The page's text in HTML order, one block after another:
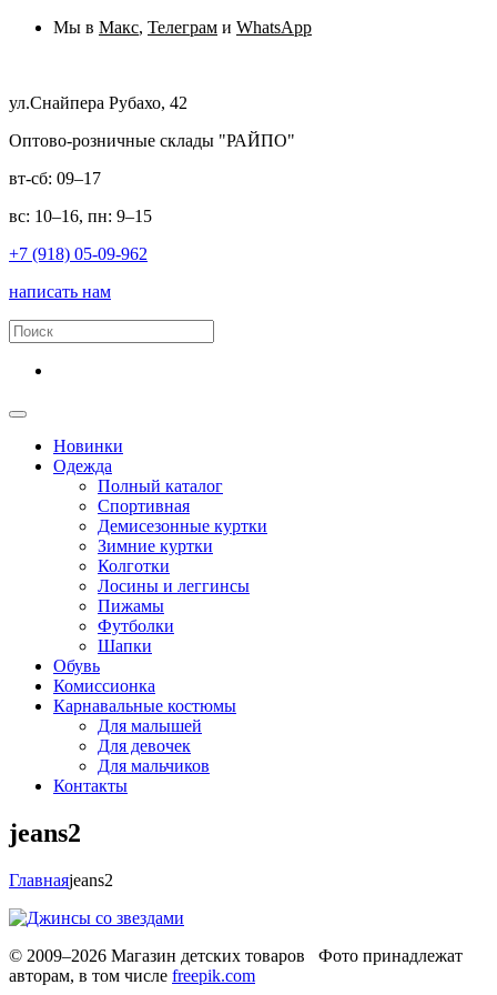
Мы в Макс, Телеграм и WhatsApp
ул.Снайпера Рубахо, 42
Оптово-розничные склады "РАЙПО"
вт-сб: 09–17
вс: 10–16, пн: 9–15
+7 (918) 05-09-962
написать нам
Новинки
Одежда
Полный каталог
Спортивная
Демисезонные куртки
Зимние куртки
Колготки
Лосины и леггинсы
Пижамы
Футболки
Шапки
Обувь
Комиссионка
Карнавальные костюмы
Для малышей
Для девочек
Для мальчиков
Контакты
jeans2
Главнаяjeans2
© 2009–2026 Магазин детских товаров Фото принадлежат
авторам, в том числе freepik.com